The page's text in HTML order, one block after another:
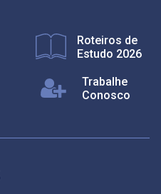
Roteiros de
Estudo 2026
Trabalhe
Conosco